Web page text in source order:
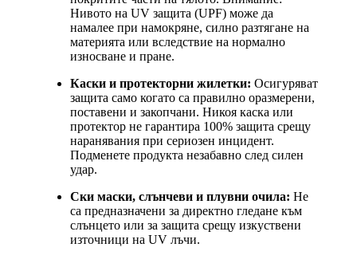
Нивото на UV защита (UPF) може да
намалее при намокряне, силно разтягане на
материята или вследствие на нормално
износване и пране.
Каски и протекторни жилетки: Осигуряват
защита само когато са правилно оразмерени,
поставени и закопчани. Никоя каска или
протектор не гарантира 100% защита срещу
наранявания при сериозен инцидент.
Подменете продукта незабавно след силен
удар.
Ски маски, слънчеви и плувни очила: Не
са предназначени за директно гледане към
слънцето или за защита срещу изкуствени
източници на UV лъчи.